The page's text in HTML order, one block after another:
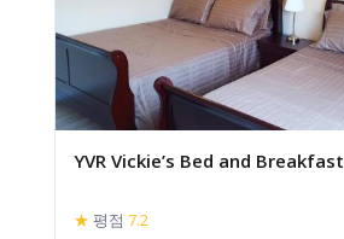
YVR Vickie’s Bed and Breakfast
★ 평점 7.2